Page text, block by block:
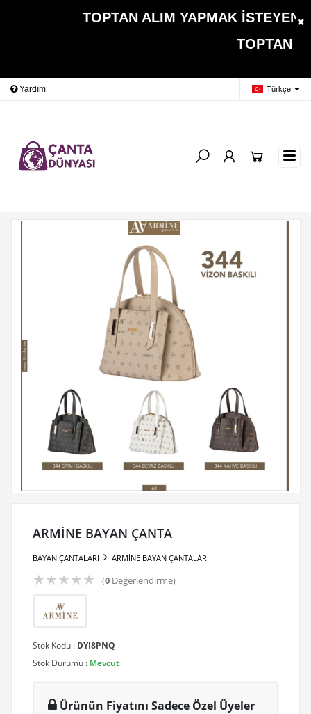
TOPTAN ALIM YAPMAK İSTEYEN
TOPTAN
Yardım Türkçe
ARMİNE BAYAN ÇANTA
BAYAN ÇANTALARI ARMİNE BAYAN ÇANTALARI
★★★★★ (0Değerlendirme)
Stok Kodu : DYI8PNQ
Stok Durumu : Mevcut
Ürünün Fiyatını Sadece Özel Üyeler